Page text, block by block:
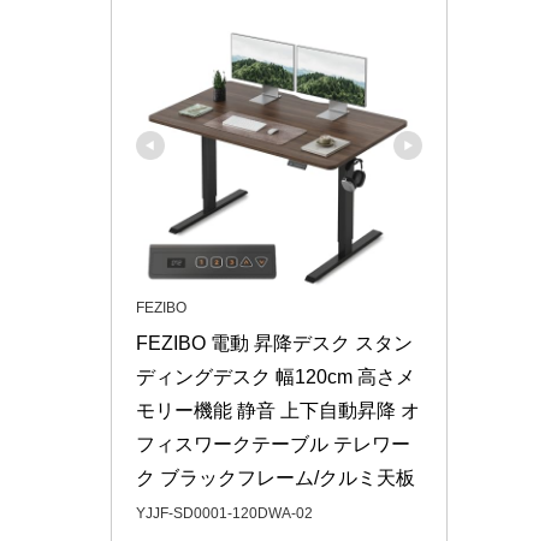
FEZIBO
FEZIBO 電動 昇降デスク スタン
ディングデスク 幅120cm 高さメ
モリー機能 静音 上下自動昇降 オ
フィスワークテーブル テレワー
ク ブラックフレーム/クルミ天板
YJJF-SD0001-120DWA-02